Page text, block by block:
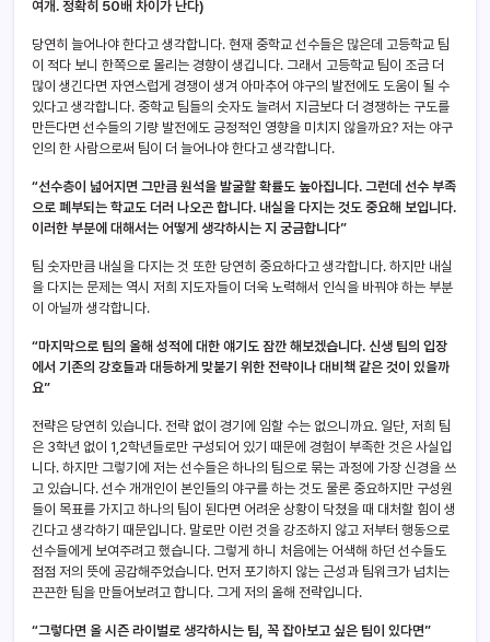
여개. 정확히 50배 차이가 난다)
당연히 늘어나야 한다고 생각합니다. 현재 중학교 선수들은 많은데 고등학교 팀
이 적다 보니 한쪽으로 몰리는 경향이 생깁니다. 그래서 고등학교 팀이 조금 더
많이 생긴다면 자연스럽게 경쟁이 생겨 아마추어 야구의 발전에도 도움이 될 수
있다고 생각합니다. 중학교 팀들의 숫자도 늘려서 지금보다 더 경쟁하는 구도를
만든다면 선수들의 기량 발전에도 긍정적인 영향을 미치지 않을까요? 저는 야구
인의 한 사람으로써 팀이 더 늘어나야 한다고 생각합니다.
“선수층이 넓어지면 그만큼 원석을 발굴할 확률도 높아집니다. 그런데 선수 부족
으로 폐부되는 학교도 더러 나오곤 합니다. 내실을 다지는 것도 중요해 보입니다.
이러한 부분에 대해서는 어떻게 생각하시는 지 궁금합니다”
팀 숫자만큼 내실을 다지는 것 또한 당연히 중요하다고 생각합니다. 하지만 내실
을 다지는 문제는 역시 저희 지도자들이 더욱 노력해서 인식을 바꿔야 하는 부분
이 아닐까 생각합니다.
“마지막으로 팀의 올해 성적에 대한 얘기도 잠깐 해보겠습니다. 신생 팀의 입장
에서 기존의 강호들과 대등하게 맞붙기 위한 전략이나 대비책 같은 것이 있을까
요”
전략은 당연히 있습니다. 전략 없이 경기에 임할 수는 없으니까요. 일단, 저희 팀
은 3학년 없이 1,2학년들로만 구성되어 있기 때문에 경험이 부족한 것은 사실입
니다. 하지만 그렇기에 저는 선수들은 하나의 팀으로 묶는 과정에 가장 신경을 쓰
고 있습니다. 선수 개개인이 본인들의 야구를 하는 것도 물론 중요하지만 구성원
들이 목표를 가지고 하나의 팀이 된다면 어려운 상황이 닥쳤을 때 대처할 힘이 생
긴다고 생각하기 때문입니다. 말로만 이런 것을 강조하지 않고 저부터 행동으로
선수들에게 보여주려고 했습니다. 그렇게 하니 처음에는 어색해 하던 선수들도
점점 저의 뜻에 공감해주었습니다. 먼저 포기하지 않는 근성과 팀워크가 넘치는
끈끈한 팀을 만들어보려고 합니다. 그게 저의 올해 전략입니다.
“그렇다면 올 시즌 라이벌로 생각하시는 팀, 꼭 잡아보고 싶은 팀이 있다면”